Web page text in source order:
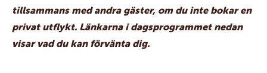
tillsammans med andra gäster, om du inte bokar en
privat utflykt. Länkarna i dagsprogrammet nedan
visar vad du kan förvänta dig.